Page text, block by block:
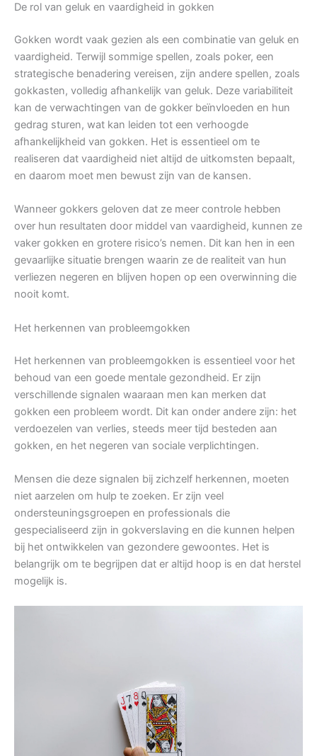
De rol van geluk en vaardigheid in gokken
Gokken wordt vaak gezien als een combinatie van geluk en
vaardigheid. Terwijl sommige spellen, zoals poker, een
strategische benadering vereisen, zijn andere spellen, zoals
gokkasten, volledig afhankelijk van geluk. Deze variabiliteit
kan de verwachtingen van de gokker beïnvloeden en hun
gedrag sturen, wat kan leiden tot een verhoogde
afhankelijkheid van gokken. Het is essentieel om te
realiseren dat vaardigheid niet altijd de uitkomsten bepaalt,
en daarom moet men bewust zijn van de kansen.
Wanneer gokkers geloven dat ze meer controle hebben
over hun resultaten door middel van vaardigheid, kunnen ze
vaker gokken en grotere risico’s nemen. Dit kan hen in een
gevaarlijke situatie brengen waarin ze de realiteit van hun
verliezen negeren en blijven hopen op een overwinning die
nooit komt.
Het herkennen van probleemgokken
Het herkennen van probleemgokken is essentieel voor het
behoud van een goede mentale gezondheid. Er zijn
verschillende signalen waaraan men kan merken dat
gokken een probleem wordt. Dit kan onder andere zijn: het
verdoezelen van verlies, steeds meer tijd besteden aan
gokken, en het negeren van sociale verplichtingen.
Mensen die deze signalen bij zichzelf herkennen, moeten
niet aarzelen om hulp te zoeken. Er zijn veel
ondersteuningsgroepen en professionals die
gespecialiseerd zijn in gokverslaving en die kunnen helpen
bij het ontwikkelen van gezondere gewoontes. Het is
belangrijk om te begrijpen dat er altijd hoop is en dat herstel
mogelijk is.